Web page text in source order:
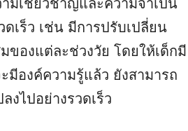
มเชี่ยวชาญและความจำเป็น
เร็ว เช่น มีการปรับเปลี่ยน
ของแต่ละช่วงวัย โดยให้เด็กมี
มีองค์ความรู้แล้ว ยังสามารถ
ไปอย่างรวดเร็ว